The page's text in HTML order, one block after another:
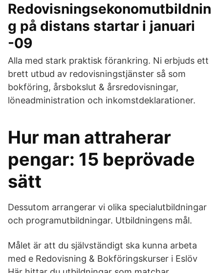
Redovisningsekonomutbildnin
g på distans startar i januari
-09
Alla med stark praktisk förankring. Ni erbjuds ett
brett utbud av redovisningstjänster så som
bokföring, årsbokslut & årsredovisningar,
löneadministration och inkomstdeklarationer.
Hur man attraherar
pengar: 15 beprövade
sätt
Dessutom arrangerar vi olika specialutbildningar
och programutbildningar. Utbildningens mål.
Målet är att du självständigt ska kunna arbeta
med e Redovisning & Bokföringskurser i Eslöv